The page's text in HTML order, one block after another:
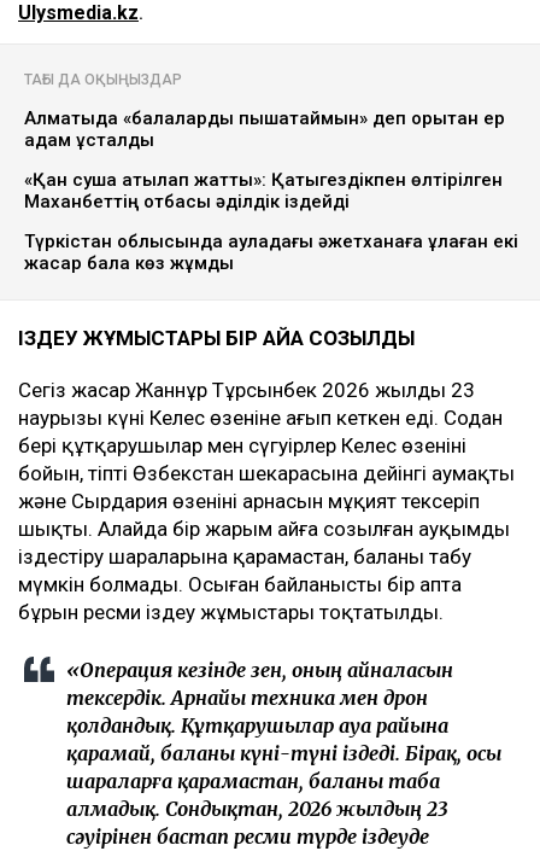
Ulysmedia.kz.
ТАҒЫ ДА ОҚЫҢЫЗДАР
Алматыда «балаларды пышақтаймын» деп қорқытқан ер
адам ұсталды
«Қан суша атқылап жатты»: Қатыгездікпен өлтірілген
Маханбеттің отбасы әділдік іздейді
Түркістан облысында ауладағы әжетханаға құлаған екі
жасар бала көз жұмды
ІЗДЕУ ЖҰМЫСТАРЫ БІР АЙҒА СОЗЫЛДЫ
Сегіз жасар Жаннұр Тұрсынбек 2026 жылдың 23
наурызы күні Келес өзеніне ағып кеткен еді. Содан
бері құтқарушылар мен сүңгуірлер Келес өзенінің
бойын, тіпті Өзбекстан шекарасына дейінгі аумақты
және Сырдария өзенінің арнасын мұқият тексеріп
шықты. Алайда бір жарым айға созылған ауқымды
іздестіру шараларына қарамастан, баланы табу
мүмкін болмады. Осыған байланысты бір апта
бұрын ресми іздеу жұмыстары тоқтатылды.
«Операция кезінде өзен, оның айналасын
тексердік. Арнайы техника мен дрон
қолдандық. Құтқарушылар ауа райына
қарамай, баланы күні-түні іздеді. Бірақ, осы
шараларға қарамастан, баланы таба
алмадық. Сондықтан, 2026 жылдың 23
сәуірінен бастап ресми түрде іздеуде